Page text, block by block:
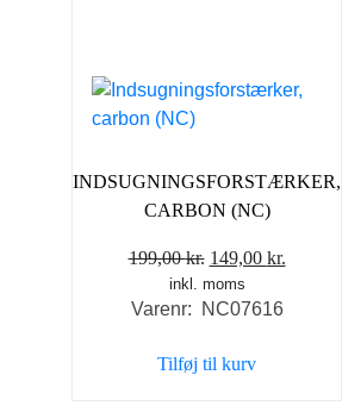
INDSUGNINGSFORSTÆRKER,
CARBON (NC)
199,00kr. Den
oprindelige
pris
199,00 kr..
149,00 kr.
inkl. moms
Varenr: NC07616
Tilføj til kurv